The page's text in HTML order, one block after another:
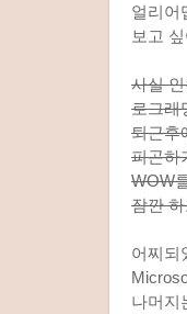
얼리어
보고
사실
로그래
퇴근후
피곤하
WOW
잠깐
어찌되
나머지